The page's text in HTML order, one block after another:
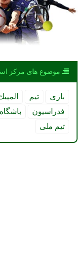
موضوع های مركز
بازی تیم
فدراسیون
باشگاه
تیم ملی